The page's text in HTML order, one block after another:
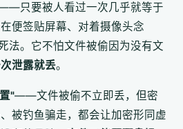
只要被人看过一次几乎就等于
便签贴屏幕、对着摄像头念
法。它不怕文件被偷因为没有文
泄露就丢。
"——文件被偷不立即丢，但密
被钓鱼骗走，都会让加密形同虚